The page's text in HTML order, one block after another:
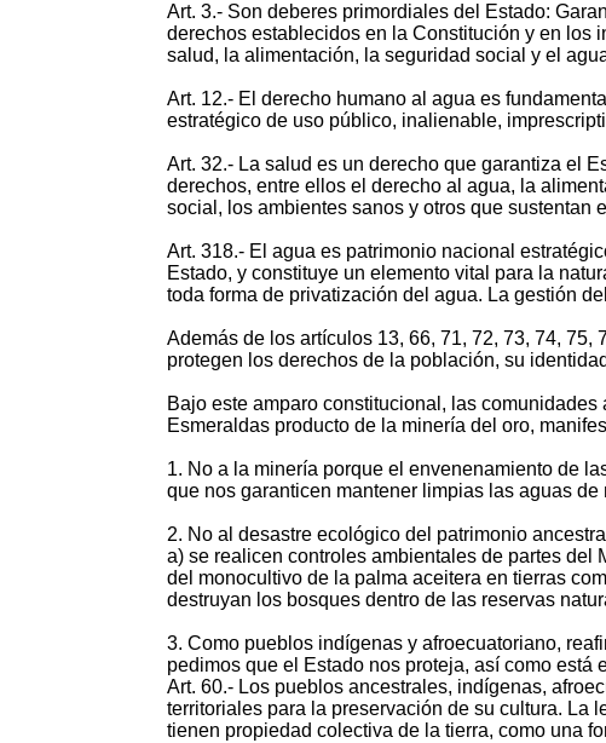
Art. 3.- Son deberes primordiales del Estado:
derechos establecidos en la Constitución y en los
salud, la alimentación, la seguridad social y el
Art. 12.- El derecho humano al agua es
estratégico de uso público, inalienable,
Art. 32.- La salud es un derecho que garantiza el
derechos, entre ellos el derecho al agua, la
social, los ambientes sanos y otros que sustentan
Art. 318.- El agua es patrimonio nacional
Estado, y constituye un elemento vital para la
toda forma de privatización del agua. La gestión
Además de los artículos 13, 66, 71, 72, 73, 74,
protegen los derechos de la población, su
Bajo este amparo constitucional, las
Esmeraldas producto de la minería del oro,
1. No a la minería porque el envenenamiento de
que nos garanticen mantener limpias las aguas
2. No al desastre ecológico del patrimonio
a) se realicen controles ambientales de partes del
del monocultivo de la palma aceitera en tierras
destruyan los bosques dentro de las reservas
3. Como pueblos indígenas y afroecuatoriano,
pedimos que el Estado nos proteja, así como está
Art. 60.- Los pueblos ancestrales, indígenas,
territoriales para la preservación de su cultura. La
tienen propiedad colectiva de la tierra, como una